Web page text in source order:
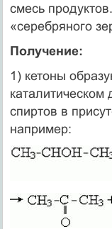
смесь
«серебряного
Получение:
1) кетоны
каталитическом
спиртов в
например: